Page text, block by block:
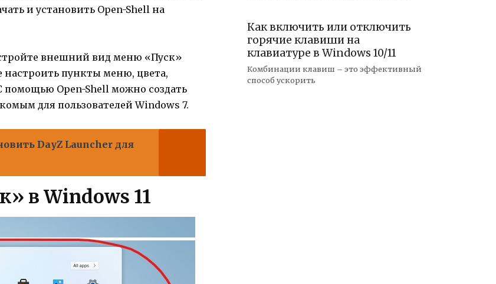
и установить Open-Shell на
внешний вид меню «Пуск»
пункты меню, цвета,
помощью Open-Shell можно создать
для пользователей Windows 7.
DayZ Launcher для
в Windows 11
Как включить или отключить
горячие клавиши на
клавиатуре в Windows 10/11
Комбинации клавиш – это эффективный
способ ускорить